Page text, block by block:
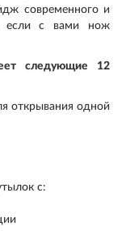
современного и
если с вами нож
следующие 12
открывания одной
с: